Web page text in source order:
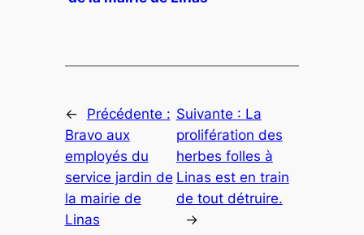
←
Précédente :
Bravo aux
employés du
service jardin de
la mairie de
Linas
Suivante : La
prolifération des
herbes folles à
Linas est en train
de tout détruire.
→